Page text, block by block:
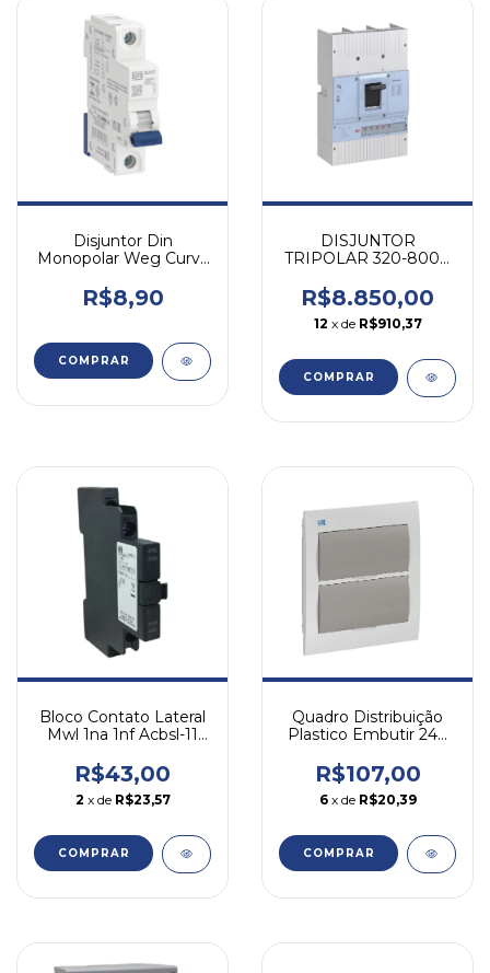
Disjuntor Din
Monopolar Weg Curva
R$8,90
COMPRAR
DISJUNTOR
TRIPOLAR 320-800A
3ET-C
R$8.850,00
12 x de R$910,37
COMPRAR
Bloco Contato Lateral
Mwl 1na 1nf Acbsl-11
R$43,00
2 x de R$23,57
Quadro Distribuição
Plastico Embutir 24p
R$107,00
6 x de R$20,39
COMPRAR